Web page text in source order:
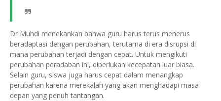
Dr Muhdi menekankan bahwa guru harus terus menerus
beradaptasi dengan perubahan, terutama di era disrupsi di
mana perubahan terjadi dengan cepat. Untuk mengikuti
perubahan peradaban ini, diperlukan kecepatan luar biasa.
Selain guru, siswa juga harus cepat dalam menangkap
perubahan karena merekalah yang akan menghadapi masa
depan yang penuh tantangan.